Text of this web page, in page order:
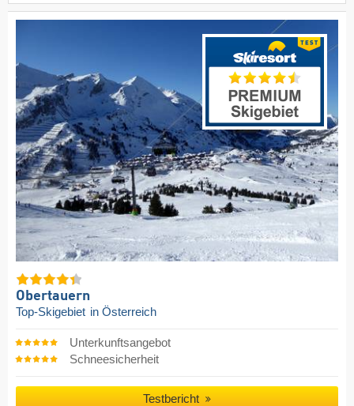
Obertauern
Top-Skigebiet in Österreich
Unterkunftsangebot
Schneesicherheit
Testbericht